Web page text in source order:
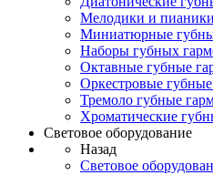
Мелодики и пианики
Миниатюрные
Наборы губных
Октавные губные
Оркестровые
Тремоло губные
Хроматические
Световое оборудование
Назад
Световое